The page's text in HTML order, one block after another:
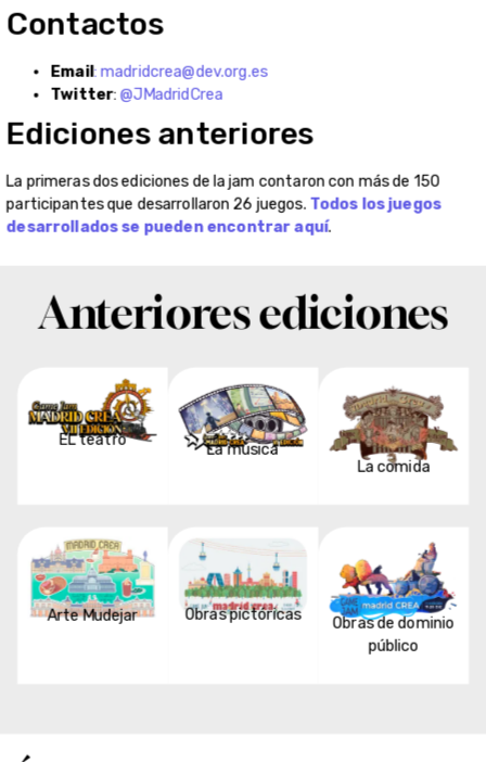
Contactos
Email: madridcrea@dev.org.es
Twitter: @JMadridCrea
Ediciones anteriores
La primeras dos ediciones de la jam contaron con más de 150
participantes que desarrollaron 26 juegos. Todos los juegos
desarrollados se pueden encontrar aquí.
Anteriores ediciones
EL teatro
La música
La comida
Arte Mudejar Obras pictóricas
Obras de dominio
público